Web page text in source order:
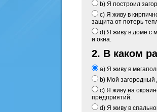
b) Я построил
c) Я живу в
защита от потерь
d) Я живу в доме с
и окна.
2. В каком
a) Я живу в
b) Мой загородный
c) Я живу на
предприятий.
d) Я живу в